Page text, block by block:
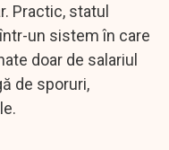
Practic, statul
un sistem în care
doar de salariul
de sporuri,